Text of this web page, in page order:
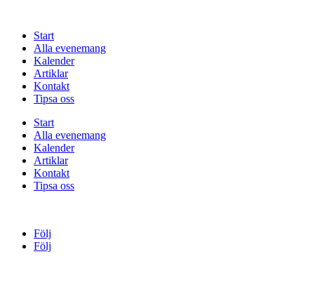
Start
Alla evenemang
Kalender
Artiklar
Kontakt
Tipsa oss
Start
Alla evenemang
Kalender
Artiklar
Kontakt
Tipsa oss
Följ
Följ